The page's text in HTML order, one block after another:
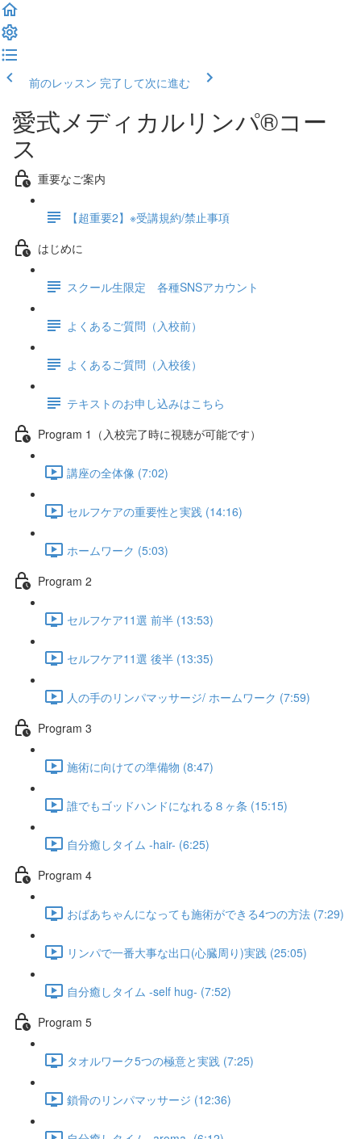
前のレッスン 完了して次に進む
愛式メディカルリンパ®コー
ス
重要なご案内
【超重要2】※受講規約/禁止事項
はじめに
スクール生限定 各種SNSアカウント
よくあるご質問（入校前）
よくあるご質問（入校後）
テキストのお申し込みはこちら
Program 1（入校完了時に視聴が可能です）
講座の全体像 (7:02)
セルフケアの重要性と実践 (14:16)
ホームワーク (5:03)
Program 2
セルフケア11選 前半 (13:53)
セルフケア11選 後半 (13:35)
人の手のリンパマッサージ/ ホームワーク (7:59)
Program 3
施術に向けての準備物 (8:47)
誰でもゴッドハンドになれる８ヶ条 (15:15)
自分癒しタイム -hair- (6:25)
Program 4
おばあちゃんになっても施術ができる4つの方法 (7:29)
リンパで一番大事な出口(心臓周り)実践 (25:05)
自分癒しタイム -self hug- (7:52)
Program 5
タオルワーク5つの極意と実践 (7:25)
鎖骨のリンパマッサージ (12:36)